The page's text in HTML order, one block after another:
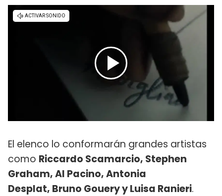
El elenco lo conformarán grandes artistas
como Riccardo Scamarcio, Stephen
Graham, Al Pacino, Antonia
Desplat, Bruno Gouery y Luisa Ranieri.